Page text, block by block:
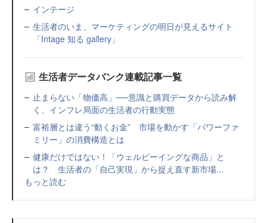
インテージ
生活者のいま、マーケティングの明日が見えるサイト
「Intage 知る gallery」
生活者データバンク連載記事一覧
止まらない「物価高」──意識と購買データから読み解
く、インフレ局面の生活者の行動実態
富裕層とは違う“動くお金” 市場を動かす「パワーファ
ミリー」の消費構造とは
健康だけではない！「ウェルビーイングな商品」と
は？ 生活者の「自己実現」から捉え直す新市場...
もっと読む